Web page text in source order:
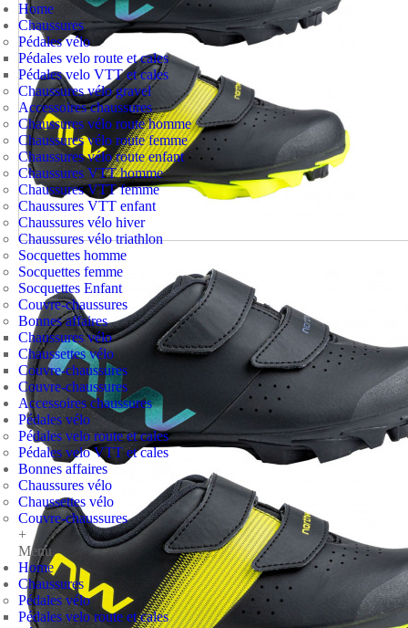
Home
Chaussures
Pédales vélo
Pédales velo route et cales
Pédales velo VTT et cales
Chaussures vélo gravel
Accessoires chaussures
Chaussures vélo route homme
Chaussures vélo route femme
Chaussures vélo route enfant
Chaussures VTT homme
Chaussures VTT femme
Chaussures VTT enfant
Chaussures vélo hiver
Chaussures vélo triathlon
Socquettes homme
Socquettes femme
Socquettes Enfant
Couvre-chaussures
Bonnes affaires
Chaussures vélo
Chaussettes vélo
Couvre-chaussures
Couvre-chaussures
Accessoires chaussures
Pédales vélo
Pédales velo route et cales
Pédales velo VTT et cales
Bonnes affaires
Chaussures vélo
Chaussettes vélo
Couvre-chaussures
+
Menu
Home
Chaussures
Pédales vélo
Pédales velo route et cales